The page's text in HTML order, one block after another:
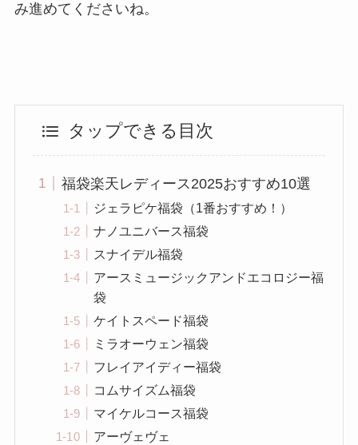
み進めてくださいね。
タップできる目次
福袋楽天レディース2025おすすめ10選
ジェラピケ福袋（1番おすすめ！）
ナノユニバース福袋
スナイデル福袋
アースミュージックアンドエコロジー福
袋
ケイトスペード福袋
ミラオーウェン福袋
フレイアイディー福袋
コムサイズム福袋
マイケルコース福袋
アーヴェヴェ